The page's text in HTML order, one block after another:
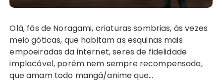
Olá, fãs de Noragami, criaturas sombrias, às vezes
meio góticas, que habitam as esquinas mais
empoeiradas da internet, seres de fidelidade
implacável, porém nem sempre recompensada,
que amam todo mangá/anime que…